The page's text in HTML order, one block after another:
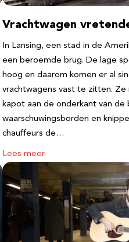
Vrachtwagen
In Lansing, een stad in de
een beroemde brug. De lage
hoog en daarom komen er al
vrachtwagens vast te zitten. Ze
kapot aan de onderkant van de
waarschuwingsborden en
chauffeurs de…
Lees meer